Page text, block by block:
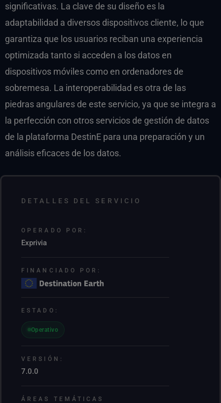
significativas. La clave de su diseño es la
adaptabilidad a diversos dispositivos cliente, lo que
garantiza que los usuarios reciban una experiencia
optimizada tanto si acceden a los datos en
dispositivos móviles como en ordenadores de
sobremesa. La interoperabilidad es otra de las
piedras angulares de este servicio, ya que se integra a
la perfección con otros servicios de gestión de datos
de la plataforma DestinE para una preparación y un
análisis eficaces de los datos.
DETALLES DEL SERVICIO
OPERADO POR:
Exprivia
FINANCIADO POR:
ESTADO:
Operativo
VERSIÓN:
7.0.0
ÁREAS TEMÁTICAS